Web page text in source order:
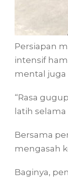
Persiapan
intensif
mental
“Rasa
latih
Bersama
mengasah
Baginya,